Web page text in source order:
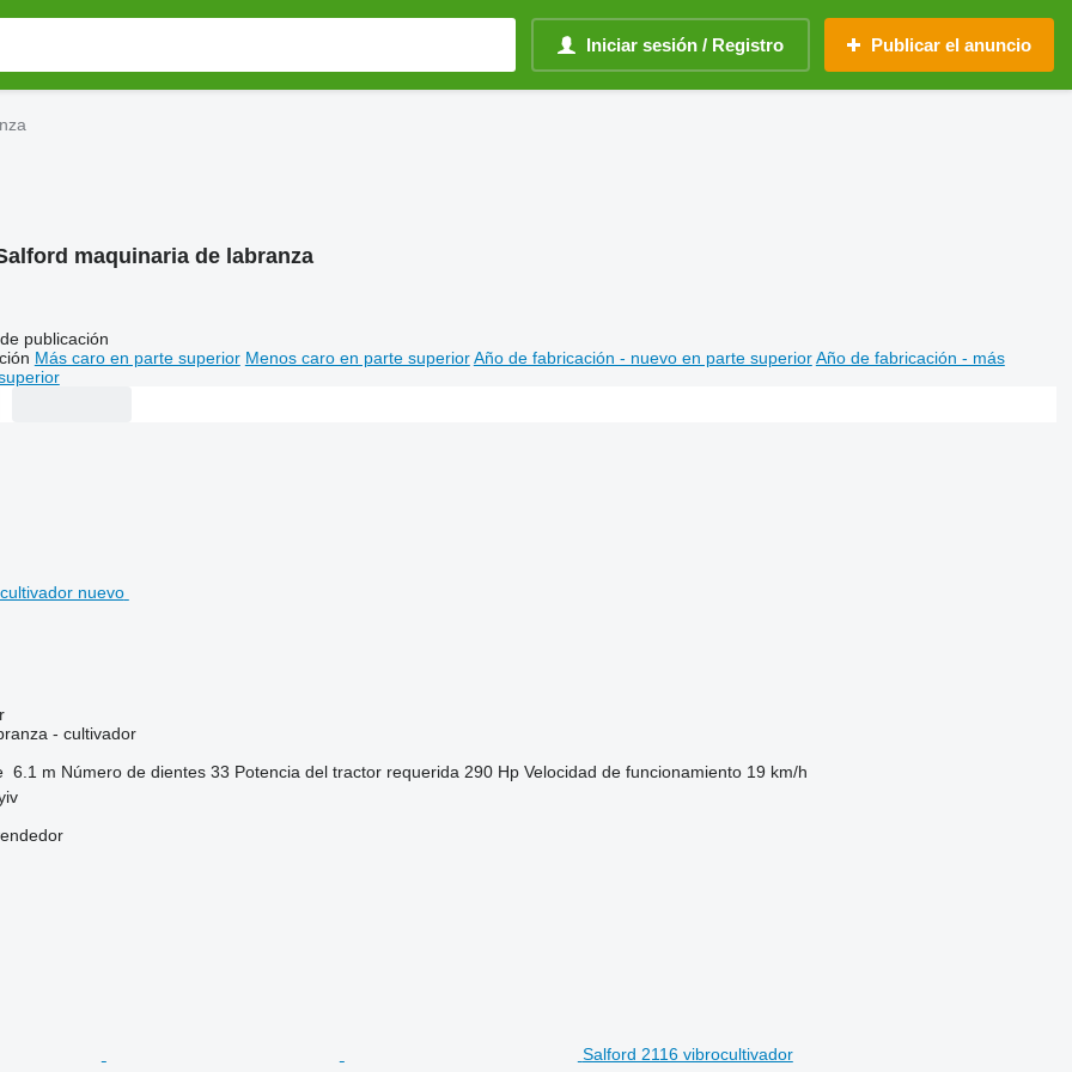
Iniciar sesión / Registro Publicar el anuncio
maquinaria de labranza
publicación
Más caro en parte superior Menos caro en parte superior Año de fabricación - nuevo en parte superior Año de fabricación - más
- cultivador
6.1 m Número de dientes 33 Potencia del tractor requerida 290 Hp Velocidad de funcionamiento 19 km/h
Salford 2116 vibrocultivador